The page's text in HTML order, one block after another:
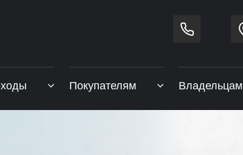
Покупателям Владельцам